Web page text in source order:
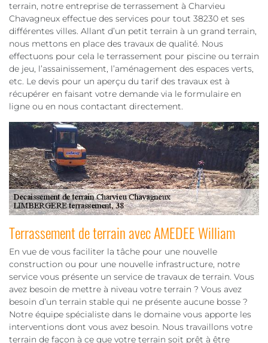
terrain, notre entreprise de terrassement à Charvieu
Chavagneux effectue des services pour tout 38230 et ses
différentes villes. Allant d’un petit terrain à un grand terrain,
nous mettons en place des travaux de qualité. Nous
effectuons pour cela le terrassement pour piscine ou terrain
de jeu, l’assainissement, l’aménagement des espaces verts,
etc. Le devis pour un aperçu du tarif des travaux est à
récupérer en faisant votre demande via le formulaire en
ligne ou en nous contactant directement.
Terrassement de terrain avec AMEDEE William
En vue de vous faciliter la tâche pour une nouvelle
construction ou pour une nouvelle infrastructure, notre
service vous présente un service de travaux de terrain. Vous
avez besoin de mettre à niveau votre terrain ? Vous avez
besoin d’un terrain stable qui ne présente aucune bosse ?
Notre équipe spécialiste dans le domaine vous apporte les
interventions dont vous avez besoin. Nous travaillons votre
terrain de façon à ce que votre terrain soit prêt à être